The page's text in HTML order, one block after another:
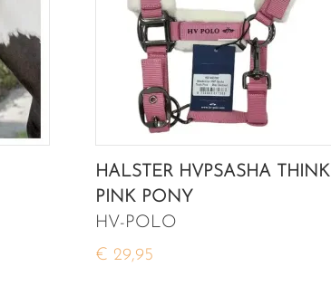
HALSTER HVPSASHA THINK
PINK PONY
HV-POLO
€ 29,95